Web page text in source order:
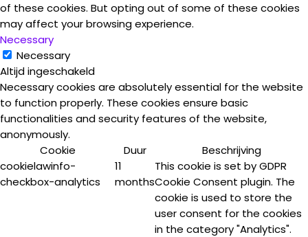
of these cookies. But opting out of some of these cookies
may affect your browsing experience.
Necessary
Necessary
Altijd ingeschakeld
Necessary cookies are absolutely essential for the website
to function properly. These cookies ensure basic
functionalities and security features of the website,
anonymously.
Cookie
Duur
Beschrijving
cookielawinfo-
checkbox-analytics
11
months
This cookie is set by GDPR
Cookie Consent plugin. The
cookie is used to store the
user consent for the cookies
in the category "Analytics".